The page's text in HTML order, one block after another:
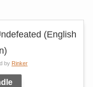
(English
by Rinker